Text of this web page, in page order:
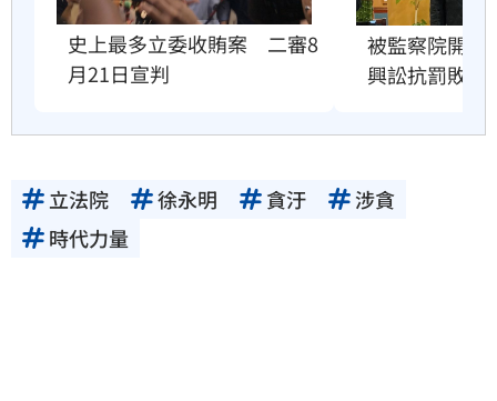
史上最多立委收賄案　二審8
月21日宣判
被監察院開罰
興訟抗罰敗訴
立法院 徐永明 貪汙
涉貪
時代力量